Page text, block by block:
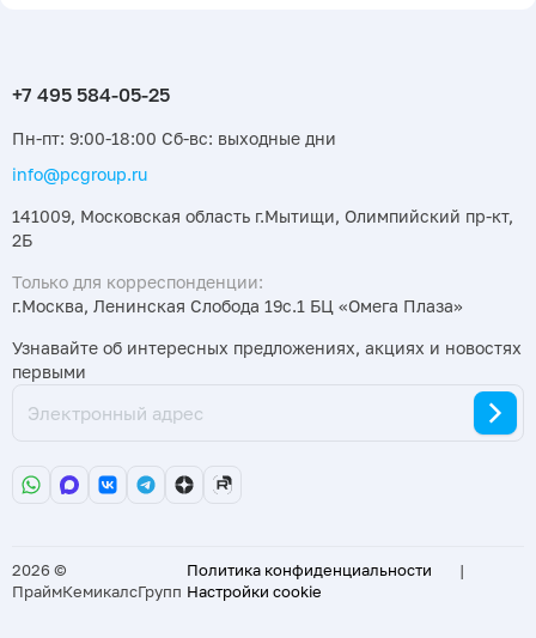
Пн-пт: 9:00-18:00 Сб-вс: выходные дни
info@pcgroup.ru
141009, Московская область г.Мытищи, Олимпийский пр-кт,
2Б
Только для корреспонденции:
г.Москва, Ленинская Слобода 19с.1 БЦ «Омега Плаза»
Узнавайте об интересных предложениях, акциях и новостях
первыми
2026 ©
ПраймКемикалсГрупп
Политика конфиденциальности
|
Настройки cookie